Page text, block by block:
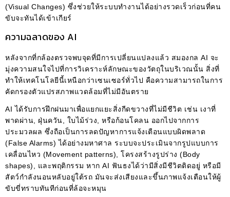
(Visual Changes) ซึ่งช่วยให้ระบบทำงานได้อย่างรวดเร็วก่อนที่คน
ขับจะทันได้เข้าเกียร์
ความฉลาดของ AI
หลังจากที่กล้องตรวจพบจุดที่มีการเปลี่ยนแปลงแล้ว สมองกล AI จะ
มุ่งความสนใจไปที่การวิเคราะห์ลักษณะของวัตถุในบริเวณนั้น สิ่งที่
ทำให้เทคโนโลยีนี้เหนือกว่าเซนเซอร์ทั่วไป คือความสามารถในการ
คัดกรองตัวแปรสภาพแวดล้อมที่ไม่มีอันตราย
AI ได้รับการฝึกฝนมาเพื่อแยกแยะสิ่งกีดขวางที่ไม่มีชีวิต เช่น เงาที่
พาดผ่าน, ฝุ่นควัน, ใบไม้ร่วง, หรือก้อนโคลน ออกไปจากการ
ประมวลผล ซึ่งถือเป็นการลดปัญหาการแจ้งเตือนแบบผิดพลาด
(False Alarms) ได้อย่างมหาศาล ระบบจะประเมินจากรูปแบบการ
เคลื่อนไหว (Movement patterns), โครงสร้างรูปร่าง (Body
shapes), และพฤติกรรม หาก AI ฟันธงได้ว่ามีสิ่งมีชีวิตติดอยู่ หรือมี
สัตว์กำลังนอนหลับอยู่ใต้รถ มันจะส่งเสียงและขึ้นภาพแจ้งเตือนให้ผู้
ขับขี่ทราบทันทีก่อนที่ล้อจะหมุน